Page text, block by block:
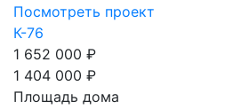
Посмотреть проект
К-76
1 652 000 ₽
1 404 000 ₽
Площадь дома